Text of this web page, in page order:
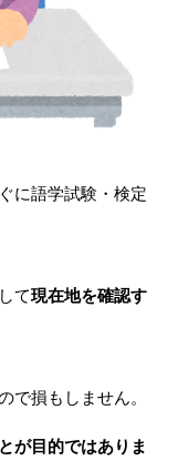
に語学試験・検定
て現在地を確認す
で損もしません。
が目的ではありま